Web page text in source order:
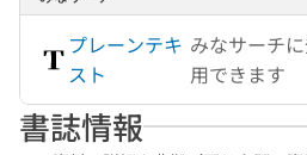
プレーンテキ
スト
みなサーチ
用できます
書誌情報